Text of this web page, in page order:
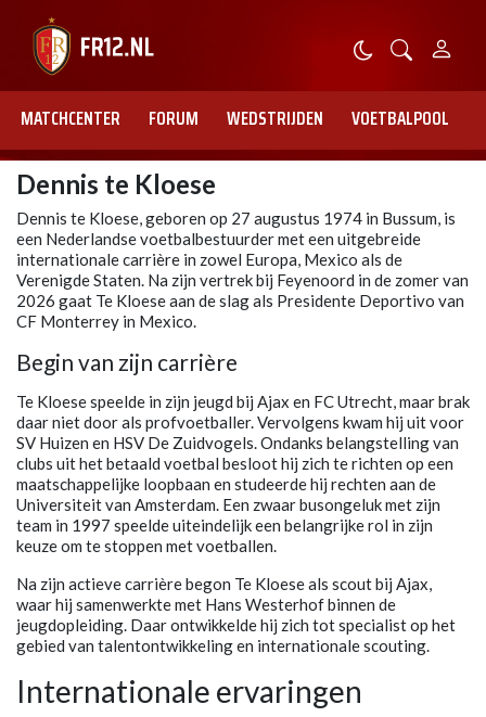
MATCHCENTER FORUM WEDSTRIJDEN VOETBALPOOL
Dennis te Kloese
Dennis te Kloese, geboren op 27 augustus 1974 in Bussum, is
een Nederlandse voetbalbestuurder met een uitgebreide
internationale carrière in zowel Europa, Mexico als de
Verenigde Staten. Na zijn vertrek bij Feyenoord in de zomer van
2026 gaat Te Kloese aan de slag als Presidente Deportivo van
CF Monterrey in Mexico.
Begin van zijn carrière
Te Kloese speelde in zijn jeugd bij Ajax en FC Utrecht, maar brak
daar niet door als profvoetballer. Vervolgens kwam hij uit voor
SV Huizen en HSV De Zuidvogels. Ondanks belangstelling van
clubs uit het betaald voetbal besloot hij zich te richten op een
maatschappelijke loopbaan en studeerde hij rechten aan de
Universiteit van Amsterdam. Een zwaar busongeluk met zijn
team in 1997 speelde uiteindelijk een belangrijke rol in zijn
keuze om te stoppen met voetballen.
Na zijn actieve carrière begon Te Kloese als scout bij Ajax,
waar hij samenwerkte met Hans Westerhof binnen de
jeugdopleiding. Daar ontwikkelde hij zich tot specialist op het
gebied van talentontwikkeling en internationale scouting.
Internationale ervaringen